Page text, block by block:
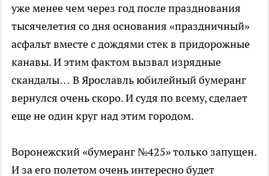
уже менее чем через год после празднования
тысячелетия со дня основания «праздничный»
асфальт вместе с дождями стек в придорожные
канавы. И этим фактом вызвал изрядные
скандалы… В Ярославль юбилейный бумеранг
вернулся очень скоро. И судя по всему, сделает
еще не один круг над этим городом.
Воронежский «бумеранг №425» только запущен.
И за его полетом очень интересно будет